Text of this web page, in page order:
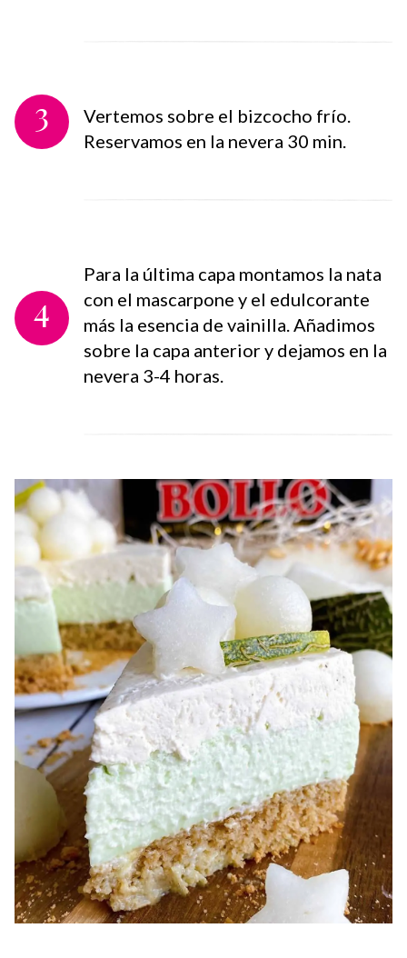
3
Vertemos sobre el bizcocho frío.
Reservamos en la nevera 30 min.⁣
4
Para la última capa montamos la nata
con el mascarpone y el edulcorante
más la esencia de vainilla. Añadimos
sobre la capa anterior y dejamos en la
nevera 3-4 horas.